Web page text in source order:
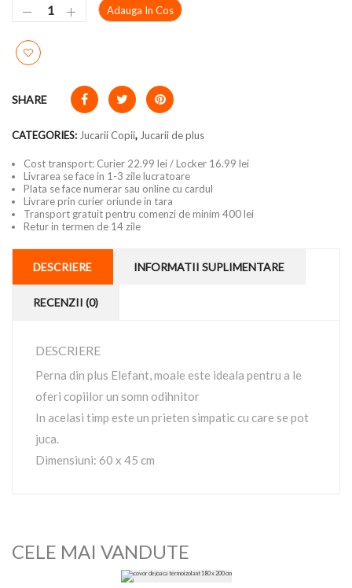
Adauga In Cos
SHARE
CATEGORIES: Jucarii Copii, Jucarii de plus
Cost transport: Curier 22.99 lei / Locker 16.99 lei
Livrarea se face in 1-3 zile lucratoare
Plata se face numerar sau online cu cardul
Livrare prin curier oriunde in tara
Transport gratuit pentru comenzi de minim 400 lei
Retur in termen de 14 zile
DESCRIERE INFORMATII SUPLIMENTARE
RECENZII (0)
DESCRIERE
Perna din plus Elefant, moale este ideala pentru a le
oferi copiilor un somn odihnitor
In acelasi timp este un prieten simpatic cu care se pot
juca.
Dimensiuni: 60 x 45 cm
CELE MAI VANDUTE